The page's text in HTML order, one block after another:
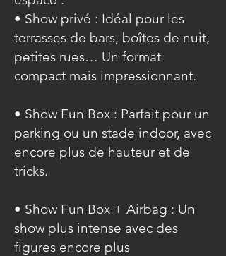
• Show privé : Idéal pour les
terrasses de bars, boîtes de nuit,
petites rues… Un format
compact mais impressionnant.
• Show Fun Box : Parfait pour un
parking ou un stade indoor, avec
encore plus de hauteur et de
tricks.
• Show Fun Box + Airbag : Un
show plus intense avec des
figures encore plus